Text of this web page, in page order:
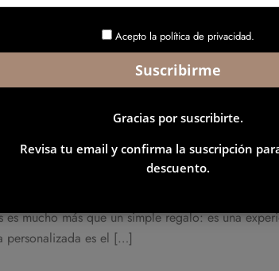
Vela Personalizada
Nada dice “te amo” mejor que un detalle
mucho más que un simple regalo: es una
personalizada es el […]
Acepto la política de privacidad.
Gracias por suscribirte.
Revisa tu email y confirma la suscripción
descuento.